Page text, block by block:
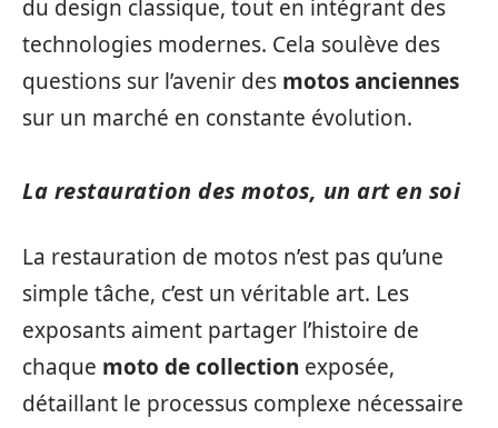
du design classique, tout en intégrant des
technologies modernes. Cela soulève des
questions sur l’avenir des motos anciennes
sur un marché en constante évolution.
La restauration des motos, un art en soi
La restauration de motos n’est pas qu’une
simple tâche, c’est un véritable art. Les
exposants aiment partager l’histoire de
chaque moto de collection exposée,
détaillant le processus complexe nécessaire